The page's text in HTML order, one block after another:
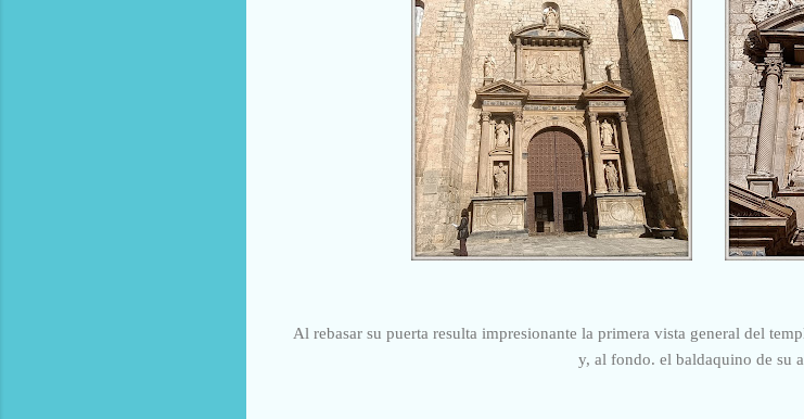
Al rebasar su puerta resulta impresionante la primera vista general del
y, al fondo. el baldaquino de su